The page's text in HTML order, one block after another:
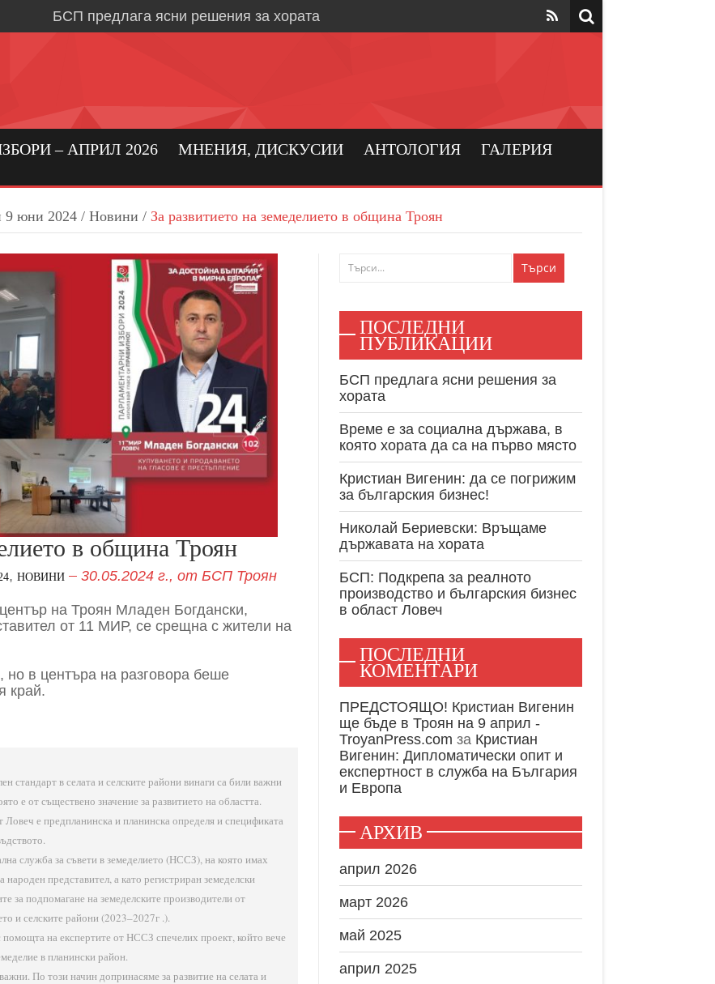
БСП предлага ясни решения за хората
Николай Бериевски: Връщаме държавата на хората
Кристиан Вигенин за мира и войната
Дипломацията е единственият път към траен мир
Александрово и Лешница: хората най-добре знаят
своите нужди
В Градежница: среща с три поколения леви хора
Кристиан Вигенин: Дипломатически опит и експертност в
служба на България и Европа
– АПРИЛ 2026 МНЕНИЯ, ДИСКУСИИ АНТОЛОГИЯ
ГАЛЕРИЯ
9 юни 2024 / Новини / За развитието на земеделието в община Троян
в община Троян
, НОВИНИ 30.05.2024 г., от БСП Троян
на Троян Младен Богдански,
от 11 МИР, се срещна с жители на
в центъра на разговора беше
край.
стандарт в селата и селските райони винаги са били важни
е от съществено значение за развитието на областта.
е предпланинска и планинска определя и спецификата
служба за съвети в земеделието (НССЗ), на която имах
представител, а като регистриран земеделски
за подпомагане на земеделските производители от
и селските райони (2023–2027г .).
на експертите от НССЗ спечелих проект, който вече
в планински район.
По този начин допринасяме за развитие на селата и
ПОСЛЕДНИ
ПУБЛИКАЦИИ
БСП предлага ясни решения за
хората
Време е за социална държава, в
която хората да са на първо място
Кристиан Вигенин: да се погрижим
за българския бизнес!
Николай Бериевски: Връщаме
държавата на хората
БСП: Подкрепа за реалното
производство и българския бизнес
в област Ловеч
ПОСЛЕДНИ
КОМЕНТАРИ
ПРЕДСТОЯЩО! Кристиан Вигенин
ще бъде в Троян на 9 април -
TroyanPress.com за Кристиан
Вигенин: Дипломатически опит и
експертност в служба на България
и Европа
АРХИВ
април 2026
март 2026
май 2025
април 2025